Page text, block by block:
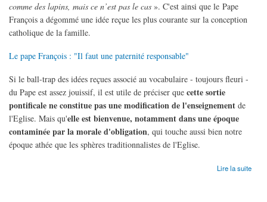
comme des lapins, mais ce n’est pas le cas ». C'est ainsi que le Pape
François a dégommé une idée reçue les plus courante sur la conception
catholique de la famille.
Le pape François : "Il faut une paternité responsable"
Si le ball-trap des idées reçues associé au vocabulaire - toujours fleuri -
du Pape est assez jouissif, il est utile de préciser que cette sortie
pontificale ne constitue pas une modification de l'enseignement de
l'Eglise. Mais qu'elle est bienvenue, notamment dans une époque
contaminée par la morale d'obligation, qui touche aussi bien notre
époque athée que les sphères traditionnalistes de l'Eglise.
Lire la suite